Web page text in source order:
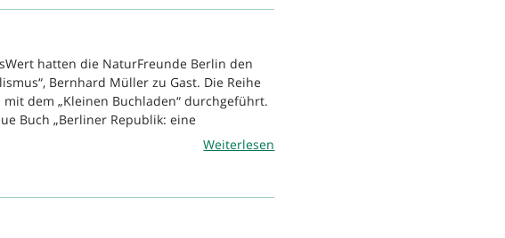
hatten die NaturFreunde Berlin den
Bernhard Müller zu Gast. Die Reihe
dem „Kleinen Buchladen“ durchgeführt.
Buch „Berliner Republik: eine
Weiterlesen